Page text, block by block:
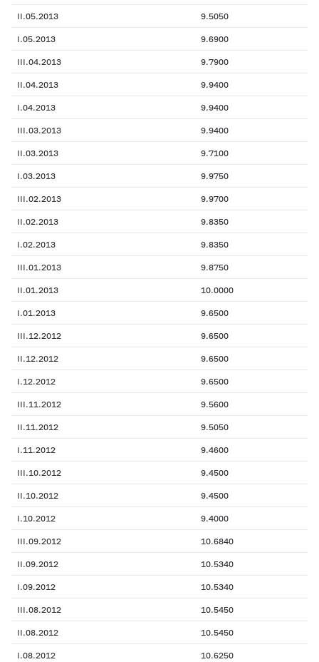
II.05.2013 9.5050
I.05.2013 9.6900
III.04.2013 9.7900
II.04.2013 9.9400
I.04.2013 9.9400
III.03.2013 9.9400
II.03.2013 9.7100
I.03.2013 9.9750
III.02.2013 9.9700
II.02.2013 9.8350
I.02.2013 9.8350
III.01.2013 9.8750
II.01.2013 10.0000
I.01.2013 9.6500
III.12.2012 9.6500
II.12.2012 9.6500
I.12.2012 9.6500
III.11.2012 9.5600
II.11.2012 9.5050
I.11.2012 9.4600
III.10.2012 9.4500
II.10.2012 9.4500
I.10.2012 9.4000
III.09.2012 10.6840
II.09.2012 10.5340
I.09.2012 10.5340
III.08.2012 10.5450
II.08.2012 10.5450
I.08.2012 10.6250